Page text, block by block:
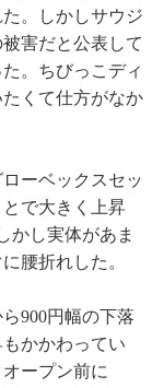
。しかしサウジ
害だと公表して
。ちびっこディ
くて仕方がなか
ーベックスセッ
で大きく上昇
かし実体があま
腰折れした。
900円幅の下落
かかわってい
ープン前に